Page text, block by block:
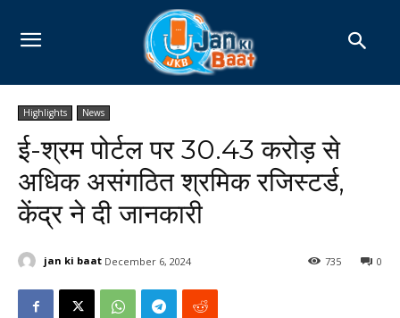
Highlights News
ई-श्रम पोर्टल पर 30.43 करोड़ से
अधिक असंगठित श्रमिक रजिस्टर्ड,
केंद्र ने दी जानकारी
jan ki baat December 6, 2024 0
735